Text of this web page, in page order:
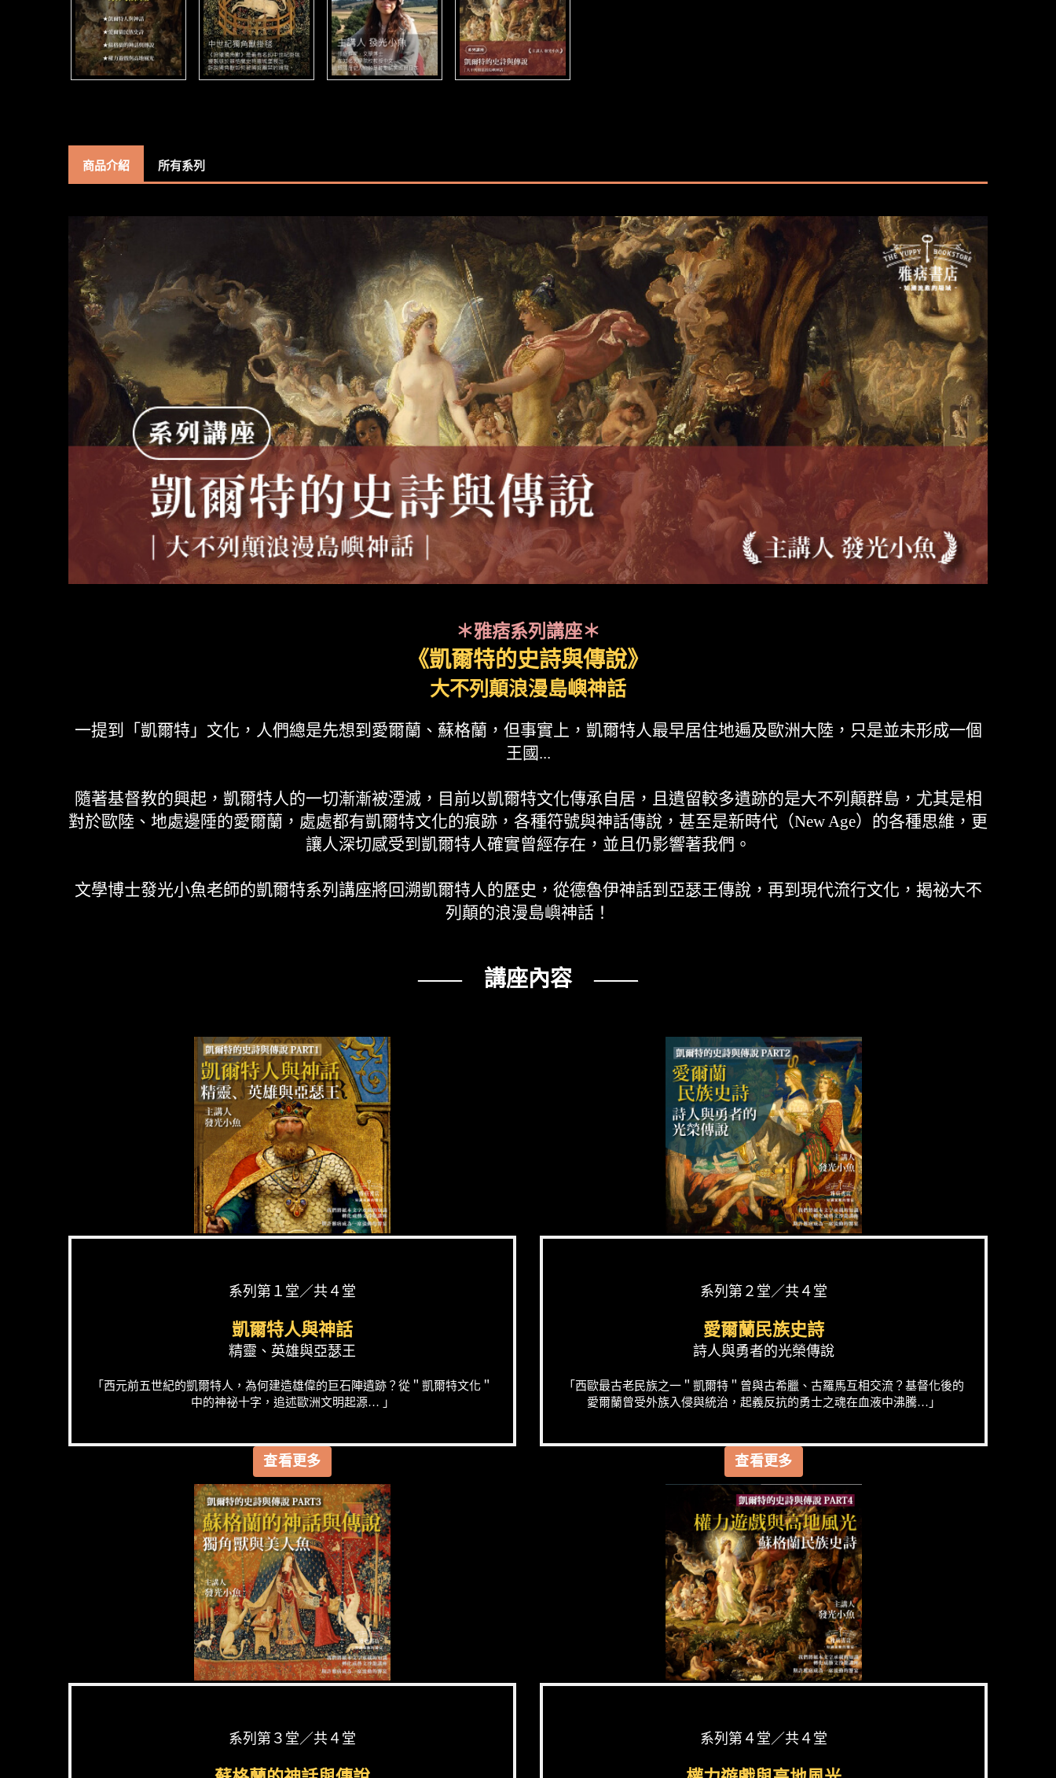
商品介紹 所有系列
＊雅痞系列講座＊
《凱爾特的史詩與傳說》
大不列顛浪漫島嶼神話
一提到「凱爾特」文化，人們總是先想到愛爾蘭、蘇格蘭，但事實上，凱爾特人最早居住地遍及歐洲大陸，只是並未形成一個
王國...
隨著基督教的興起，凱爾特人的一切漸漸被湮滅，目前以凱爾特文化傳承自居，且遺留較多遺跡的是大不列顛群島，尤其是相
對於歐陸、地處邊陲的愛爾蘭，處處都有凱爾特文化的痕跡，各種符號與神話傳說，甚至是新時代（New Age）的各種思維，更
讓人深切感受到凱爾特人確實曾經存在，並且仍影響著我們。
文學博士發光小魚老師的凱爾特系列講座將回溯凱爾特人的歷史，從德魯伊神話到亞瑟王傳說，再到現代流行文化，揭祕大不
列顛的浪漫島嶼神話！
—— 講座內容 ——
系列第１堂／共４堂
凱爾特人與神話
精靈、英雄與亞瑟王
「西元前五世紀的凱爾特人，為何建造雄偉的巨石陣遺跡？從＂凱爾特文化＂
中的神祕十字，追述歐洲文明起源… 」
查看更多
系列第２堂／共４堂
愛爾蘭民族史詩
詩人與勇者的光榮傳說
「西歐最古老民族之一＂凱爾特＂曾與古希臘、古羅馬互相交流？基督化後的
愛爾蘭曾受外族入侵與統治，起義反抗的勇士之魂在血液中沸騰…」
查看更多
系列第３堂／共４堂 系列第４堂／共４堂